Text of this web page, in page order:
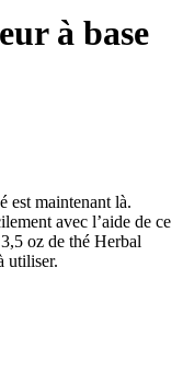
à base
est maintenant là.
avec l’aide de ce
oz de thé Herbal
utiliser.